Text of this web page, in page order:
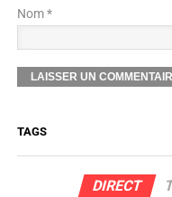
Nom *
TAGS
DIRECT